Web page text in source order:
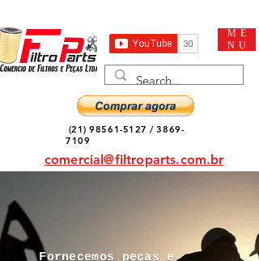
ME
NU
(21) 98561-5127 /3869-
7109
comercial@filtroparts.com.br
Fornecemos peças e